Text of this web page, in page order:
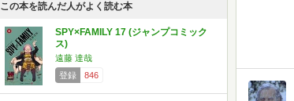
この本を読んだ人がよく読む本
SPY×FAMILY 17 (ジャンプコミック
ス)
遠藤 達哉
登録
846